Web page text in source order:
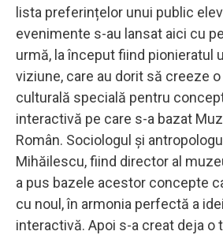
lista preferințelor unui public
evenimente s-au lansat aici cu
urmă, la început fiind pionieratul
viziune, care au dorit să creeze
culturală specială pentru
interactivă pe care s-a bazat
Român. Sociologul și
Mihăilescu, fiind director al
a pus bazele acestor concepte
cu noul, în armonia perfectă a
interactivă. Apoi s-a creat deja o